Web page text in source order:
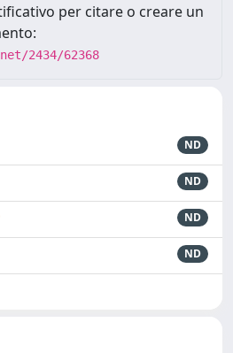
per citare o creare un
2434/62368
ND
ND
ND
ND